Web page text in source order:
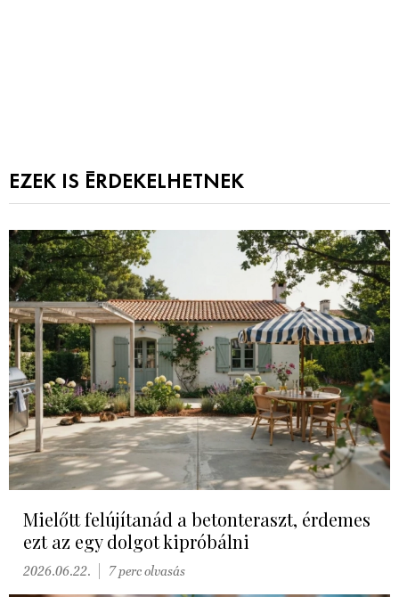
EZEK IS ÉRDEKELHETNEK
Mielőtt felújítanád a betonteraszt, érdemes
ezt az egy dolgot kipróbálni
2026.06.22. 7 perc olvasás